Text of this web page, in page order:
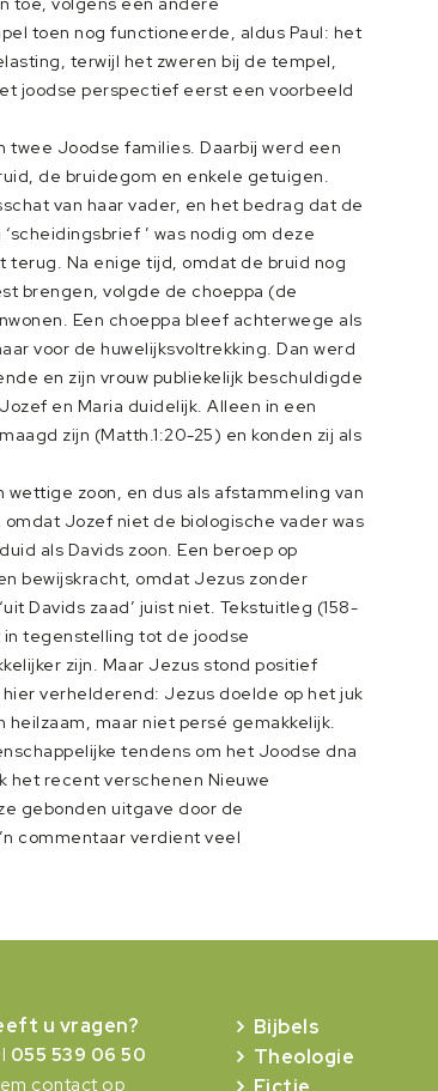
toen nog functioneerde, aldus Paul: het
terwijl het zweren bij de tempel,
joodse perspectief eerst een voorbeeld
twee Joodse families. Daarbij werd een
de bruidegom en enkele getuigen.
van haar vader, en het bedrag dat de
’ was nodig om deze
terug. Na enige tijd, omdat de bruid nog
brengen, volgde de choeppa (de
Een choeppa bleef achterwege als
voor de huwelijksvoltrekking. Dan werd
en zijn vrouw publiekelijk beschuldigde
en Maria duidelijk. Alleen in een
zijn (Matth.1:20-25) en konden zij als
zoon, en dus als afstammeling van
Jozef niet de biologische vader was
als Davids zoon. Een beroep op
bewijskracht, omdat Jezus zonder
Davids zaad’ juist niet. Tekstuitleg (158-
in tegenstelling tot de joodse
zijn. Maar Jezus stond positief
verhelderend: Jezus doelde op het juk
heilzaam, maar niet persé gemakkelijk.
tendens om het Joodse dna
het recent verschenen Nieuwe
gebonden uitgave door de
commentaar verdient veel
u vragen?
055 539 06 50
contact op
Bijbels
Theologie